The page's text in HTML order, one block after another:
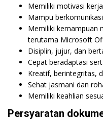
Memiliki motivasi
Mampu
Memiliki kemampuan
terutama Microsoft
Disiplin, jujur, dan
Cepat beradaptasi
Kreatif, berintegritas,
Sehat jasmani dan
Memiliki keahlian
Persyaratan